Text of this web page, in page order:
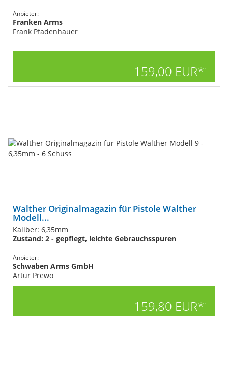
Anbieter:
Franken Arms
Frank Pfadenhauer
159,00 EUR*1
Walther Originalmagazin für Pistole Walther
Modell...
Kaliber: 6,35mm
Zustand: 2 - gepflegt, leichte Gebrauchsspuren
Anbieter:
Schwaben Arms GmbH
Artur Prewo
159,80 EUR*1